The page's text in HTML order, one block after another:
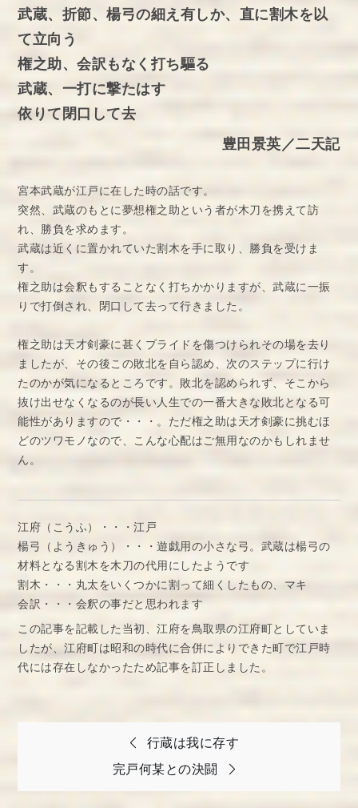
武蔵、折節、楊弓の細え有しか、直に割木を以
て立向う
権之助、会訳もなく打ち驅る
武蔵、一打に撃たはす
依りて閉口して去
豊田景英／二天記
宮本武蔵が江戸に在した時の話です。
突然、武蔵のもとに夢想権之助という者が木刀を携えて訪
れ、勝負を求めます。
武蔵は近くに置かれていた割木を手に取り、勝負を受けま
す。
権之助は会釈もすることなく打ちかかりますが、武蔵に一振
りで打倒され、閉口して去って行きました。
権之助は天才剣豪に甚くプライドを傷つけられその場を去り
ましたが、その後この敗北を自ら認め、次のステップに行け
たのかが気になるところです。敗北を認められず、そこから
抜け出せなくなるのが長い人生での一番大きな敗北となる可
能性がありますので・・・。ただ権之助は天才剣豪に挑むほ
どのツワモノなので、こんな心配はご無用なのかもしれませ
ん。
江府（こうふ）・・・江戸
楊弓（ようきゅう）・・・遊戯用の小さな弓。武蔵は楊弓の
材料となる割木を木刀の代用にしたようです
割木・・・丸太をいくつかに割って細くしたもの、マキ
会訳・・・会釈の事だと思われます
この記事を記載した当初、江府を鳥取県の江府町としていま
したが、江府町は昭和の時代に合併によりできた町で江戸時
代には存在しなかったため記事を訂正しました。
ナ
行蔵は我に存す
完戸何某との決闘